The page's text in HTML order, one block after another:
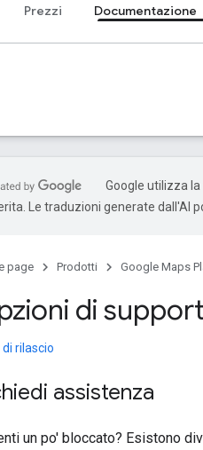
Prezzi Documentazione
Google utilizza
Le traduzioni generate dall'AI
page Prodotti Google Maps
di
di rilascio
assistenza
un po' bloccato? Esistono